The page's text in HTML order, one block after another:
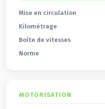
Mise en circulation
Kilométrage
Boîte de vitesses
Norme
MOTORISATION